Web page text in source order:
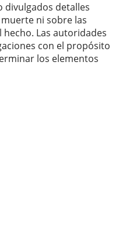
divulgados detalles
ni sobre las
Las autoridades
con el propósito
los elementos